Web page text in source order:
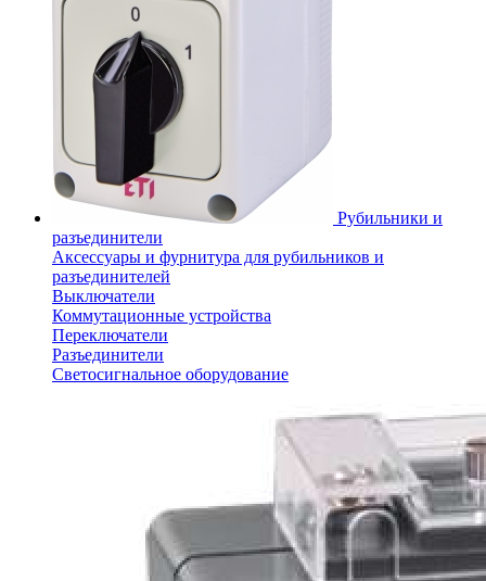
Рубильники и
разъединители
Аксессуары и фурнитура для рубильников и
разъединителей
Выключатели
Коммутационные устройства
Переключатели
Разъединители
Светосигнальное оборудование